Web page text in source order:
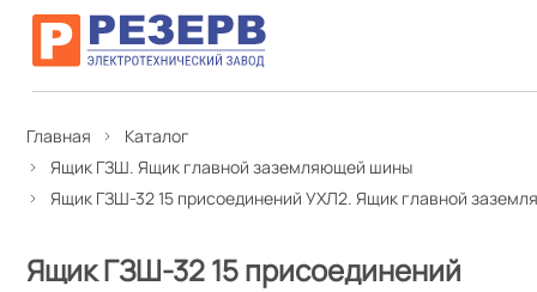
Главная
Каталог
Ящик ГЗШ. Ящик главной заземляющей шины
Ящик ГЗШ-32 15 присоединений УХЛ2. Ящик главной
Ящик ГЗШ-32 15 присоединений